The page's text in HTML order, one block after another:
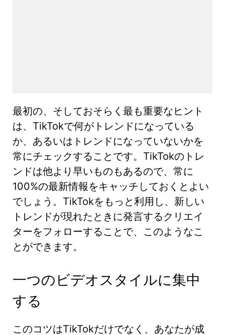
最初の、そしておそらく最も重要なヒント
は、TikTokで何がトレンドになっている
か、あるいはトレンドになっていないかを
常にチェックすることです。TikTokのトレ
ンドは他より早いものもあるので、常に
100%の最新情報をキャッチしておくとよい
でしょう。TikTokをもっと利用し、新しい
トレンドが現れたときに発言するクリエイ
ターをフォローすることで、このようなこ
とができます。
一つのビデオスタイルに集中
する
このコツはTikTokだけでなく、あなたが成